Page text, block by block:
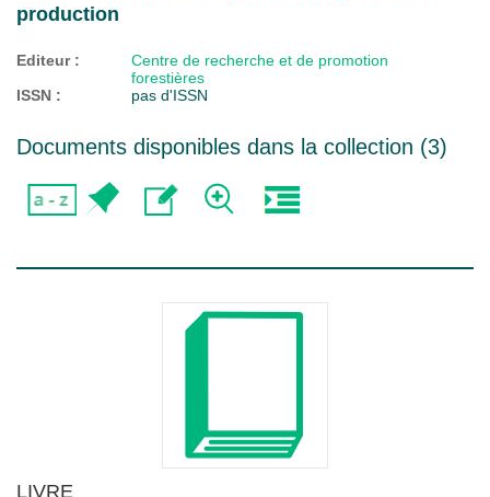
production
Editeur :
Centre de recherche et de promotion
forestières
ISSN :
pas d'ISSN
Documents disponibles dans la collection (3)
LIVRE